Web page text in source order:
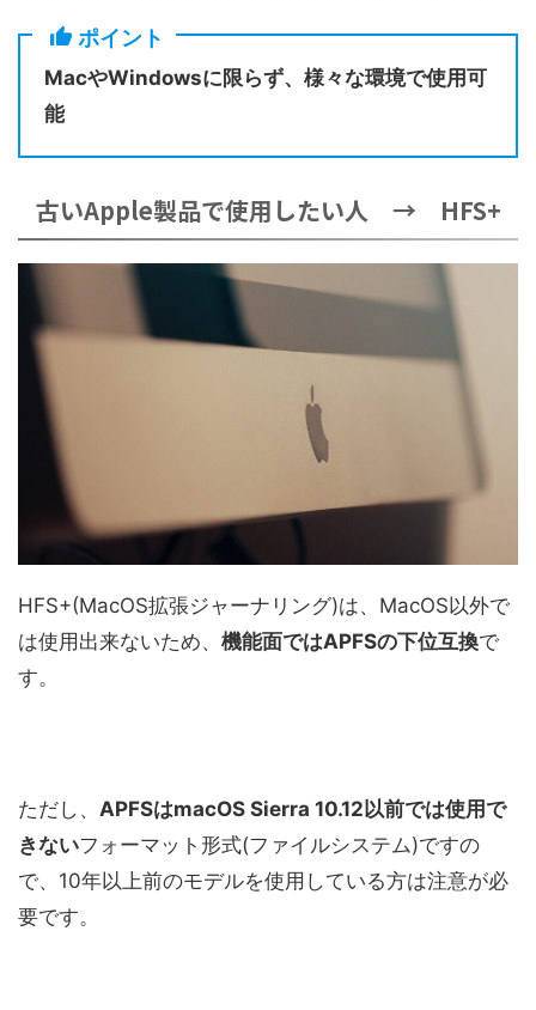
ポイント
MacやWindowsに限らず、様々な環境で使用可
能
古いApple製品で使用したい人 → HFS+
HFS+(MacOS拡張ジャーナリング)は、MacOS以外で
は使用出来ないため、 機能面ではAPFSの下位互換で
す。
ただし、 APFSはmacOS Sierra 10.12以前では使用で
きないフォーマット形式(ファイルシステム)ですの
で、10年以上前のモデルを使用している方は注意が必
要です。